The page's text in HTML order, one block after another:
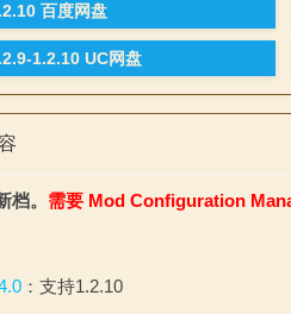
百度网盘
1.2.10 UC网盘
档。 需要 Mod Configuration
：支持1.2.10